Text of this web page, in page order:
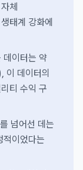
체
태계 강화에
데이터는 약
데이터의
티 수익 구
넘어선 데는
적이었다는